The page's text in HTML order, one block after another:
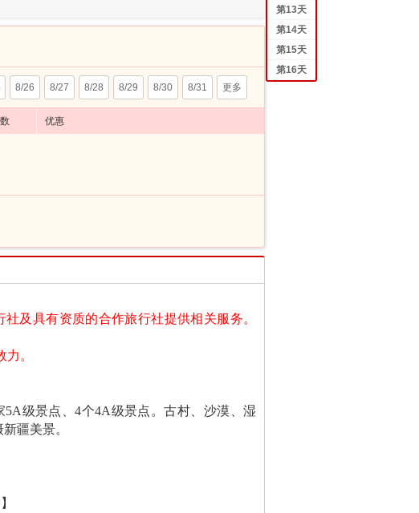
8/26 8/27 8/28 8/29 8/30 8/31 更多
优惠
及具有资质的合作旅行社提供相关服务。
。
级景点、4个4A级景点。古村、沙漠、湿
疆美景。
第13天
第14天
第15天
第16天